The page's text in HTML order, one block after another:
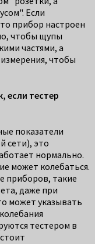
Если
прибор настроен
чтобы щупы
частями, а
измерения, чтобы
если тестер
показатели
сети), это
нормально.
может колебаться.
приборов, такие
даже при
может указывать
тестером в